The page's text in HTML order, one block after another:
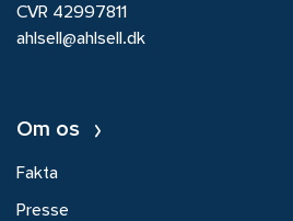
CVR 42997811
ahlsell@ahlsell.dk
Om os
Fakta
Presse